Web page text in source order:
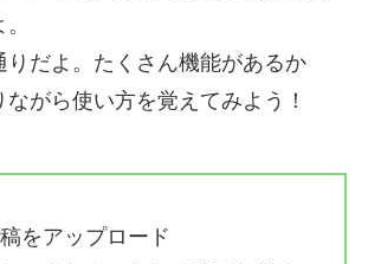
りだよ。たくさん機能があるか
ながら使い方を覚えてみよう！
をアップロード